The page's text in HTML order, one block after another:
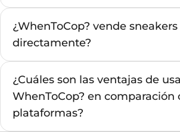
¿WhenToCop? vende
directamente?
¿Cuáles son las ventajas de
WhenToCop? en comparación
plataformas?